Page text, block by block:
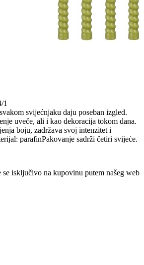
1
svijećnjaku daju poseban izgled.
uveče, ali i kao dekoracija tokom dana.
boju, zadržava svoj intenzitet i
parafinPakovanje sadrži četiri svijeće.
se isključivo na kupovinu putem našeg web